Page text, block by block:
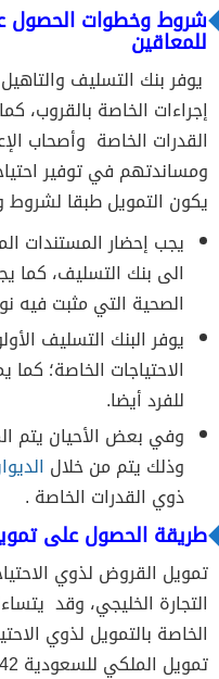
شروط وخطوات الحصول
للمعاقين
يوفربنك التسليف
إجراءات الخاصة
القدرات الخاصة وأصحاب
ومساندتهم في توفير
يكون التمويل طبقا
يجب إحضار المستندات
الى بنك التسليف، كما
الصحية التي مثبت فيه
يوفر البنك التسليف
الاحتياجات الخاصة؛
للفرد أيضا.
وفي بعض الأحيان يتم
وذلك يتم من خلال
ذوي القدرات الخاصة .
طريقة الحصول على
تمويل القروض لذوي
التجارة الخليجي، وقد
الخاصة بالتمويل لذوي